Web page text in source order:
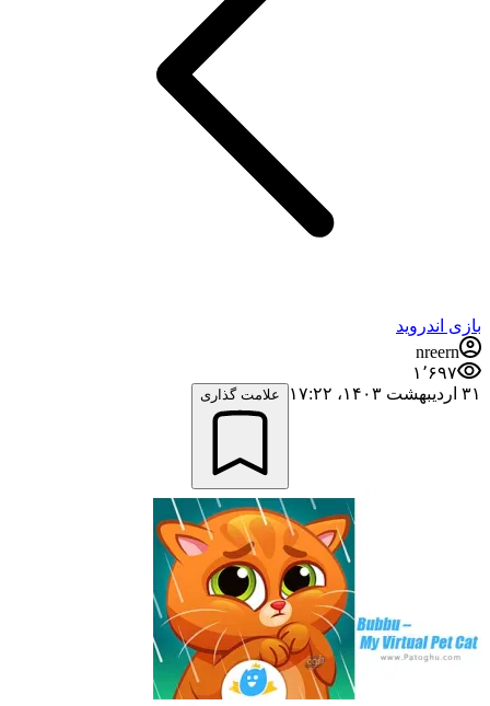
بازی اندروید
nreern
۱٬۶۹۷
۳۱ اردیبهشت ۱۴۰۳،‏ ۱۷:۲۲
علامت گذاری